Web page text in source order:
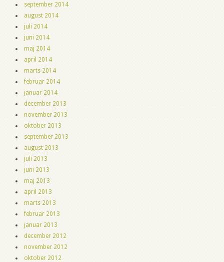
september 2014
august 2014
juli 2014
juni 2014
maj 2014
april 2014
marts 2014
februar 2014
januar 2014
december 2013
november 2013
oktober 2013
september 2013
august 2013
juli 2013
juni 2013
maj 2013
april 2013
marts 2013
februar 2013
januar 2013
december 2012
november 2012
oktober 2012